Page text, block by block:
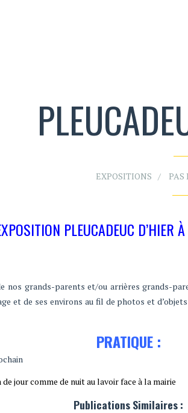
EXPOSITIONS PAS
PLEUCADEUC D’HIER
nos grands-parents et/ou arrières grands-
et de ses environs au fil de photos et
PRATIQUE :
jour comme de nuit au lavoir face à la mairie
Publications Similaires :